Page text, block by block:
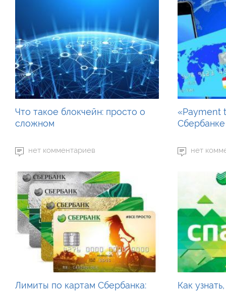
Что такое блокчейн: просто о
сложном
нет комментариев
«Payment
нет
Лимиты по картам Сбербанка:
Как